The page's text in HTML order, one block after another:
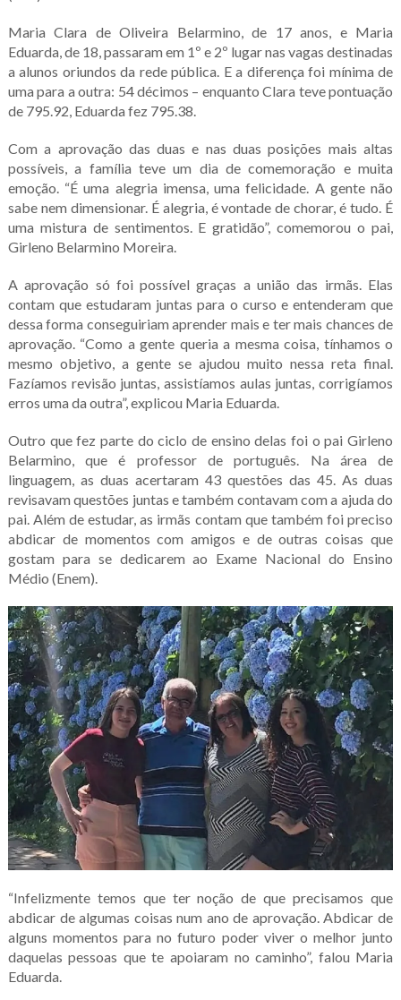
Maria Clara de Oliveira Belarmino, de 17 anos, e Maria
Eduarda, de 18, passaram em 1º e 2º lugar nas vagas destinadas
a alunos oriundos da rede pública. E a diferença foi mínima de
uma para a outra: 54 décimos – enquanto Clara teve pontuação
de 795.92, Eduarda fez 795.38.
Com a aprovação das duas e nas duas posições mais altas
possíveis, a família teve um dia de comemoração e muita
emoção. “É uma alegria imensa, uma felicidade. A gente não
sabe nem dimensionar. É alegria, é vontade de chorar, é tudo. É
uma mistura de sentimentos. E gratidão”, comemorou o pai,
Girleno Belarmino Moreira.
A aprovação só foi possível graças a união das irmãs. Elas
contam que estudaram juntas para o curso e entenderam que
dessa forma conseguiriam aprender mais e ter mais chances de
aprovação. “Como a gente queria a mesma coisa, tínhamos o
mesmo objetivo, a gente se ajudou muito nessa reta final.
Fazíamos revisão juntas, assistíamos aulas juntas, corrigíamos
erros uma da outra”, explicou Maria Eduarda.
Outro que fez parte do ciclo de ensino delas foi o pai Girleno
Belarmino, que é professor de português. Na área de
linguagem, as duas acertaram 43 questões das 45. As duas
revisavam questões juntas e também contavam com a ajuda do
pai. Além de estudar, as irmãs contam que também foi preciso
abdicar de momentos com amigos e de outras coisas que
gostam para se dedicarem ao Exame Nacional do Ensino
Médio (Enem).
“Infelizmente temos que ter noção de que precisamos que
abdicar de algumas coisas num ano de aprovação. Abdicar de
alguns momentos para no futuro poder viver o melhor junto
daquelas pessoas que te apoiaram no caminho”, falou Maria
Eduarda.